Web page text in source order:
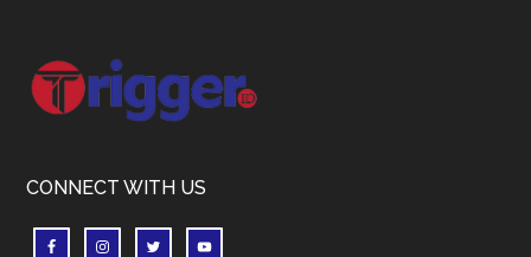
Footer
CONNECT WITH US